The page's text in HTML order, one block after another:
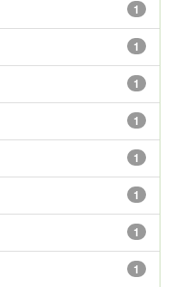
1
1
1
1
1
1
1
1